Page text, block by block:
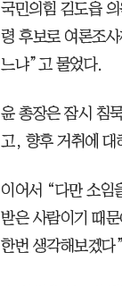
국민의힘 김도읍
령 후보로 여론조
느냐”고 물었다.
윤 총장은 잠시 침
고, 향후 거취에 대
이어서 “다만 소임
받은 사람이기 때
한번 생각해보겠다